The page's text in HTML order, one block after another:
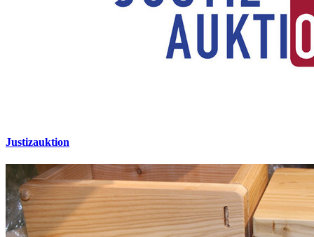
RechtSpecial - Schiedsleute helfen Streit schlichten!
Justizauktion